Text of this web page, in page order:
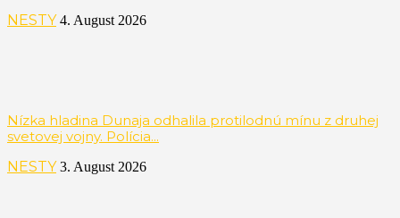
NESTY 4. August 2026
Nízka hladina Dunaja odhalila protilodnú mínu z druhej
svetovej vojny. Polícia...
NESTY 3. August 2026